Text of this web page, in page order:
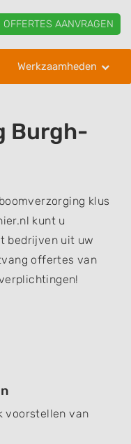
OFFERTES AANVRAGEN
Werkzaamheden
Haamstede
Burgh-
klus
kunt u
bedrijven uit uw
offertes van
voorstellen van